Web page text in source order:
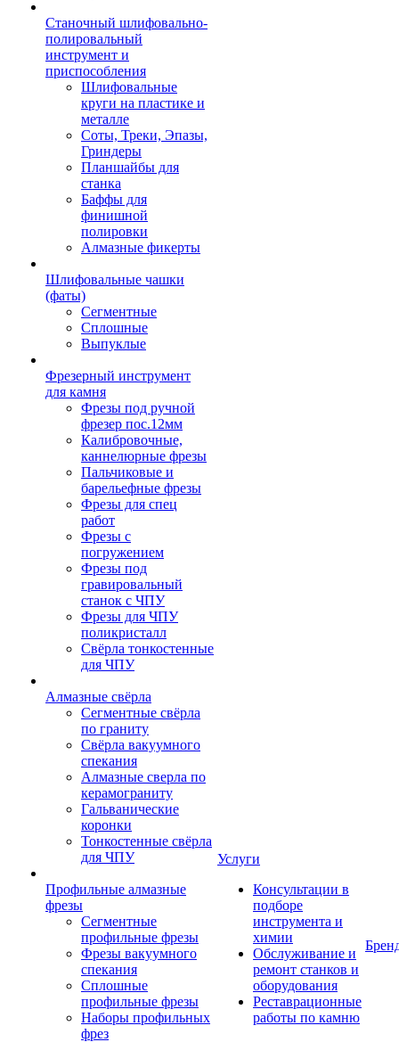
Станочный шлифовально-
полировальный
инструмент и
приспособления
Шлифовальные
круги на пластике и
металле
Соты, Треки, Эпазы,
Гриндеры
Планшайбы для
станка
Баффы для
финишной
полировки
Алмазные фикерты
Шлифовальные чашки
(фаты)
Сегментные
Сплошные
Выпуклые
Фрезерный инструмент
для камня
Фрезы под ручной
фрезер пос.12мм
Калибровочные,
каннелюрные фрезы
Пальчиковые и
барельефные фрезы
Фрезы для спец
работ
Фрезы с
погружением
Фрезы под
гравировальный
станок с ЧПУ
Фрезы для ЧПУ
поликристалл
Свёрла тонкостенные
для ЧПУ
Алмазные свёрла
Сегментные свёрла
по граниту
Свёрла вакуумного
спекания
Алмазные сверла по
керамограниту
Гальванические
коронки
Тонкостенные свёрла
для ЧПУ
Профильные алмазные
фрезы
Сегментные
профильные фрезы
Фрезы вакуумного
спекания
Сплошные
профильные фрезы
Наборы профильных
фрез
Услуги
Консультации в
подборе
инструмента и
химии
Обслуживание и
ремонт станков и
оборудования
Реставрационные
работы по камню